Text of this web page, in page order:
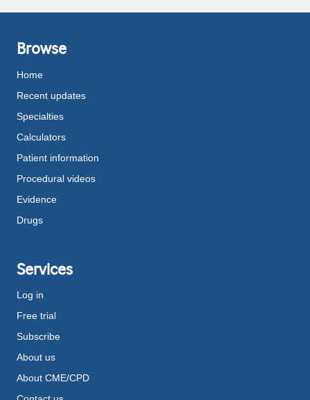
Browse
Home
Recent updates
Specialties
Calculators
Patient information
Procedural videos
Evidence
Drugs
Services
Log in
Free trial
Subscribe
About us
About CME/CPD